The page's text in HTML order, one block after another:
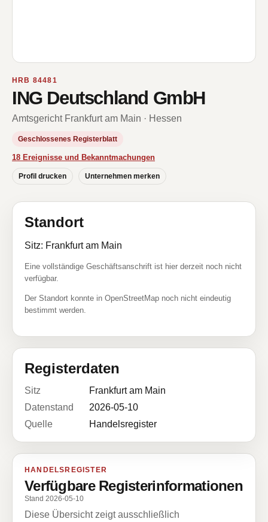
HRB 84481
ING Deutschland GmbH
Amtsgericht Frankfurt am Main · Hessen
Geschlossenes Registerblatt
18 Ereignisse und Bekanntmachungen
Profil drucken Unternehmen merken
Standort
Sitz: Frankfurt am Main
Eine vollständige Geschäftsanschrift ist hier derzeit noch nicht
verfügbar.
Der Standort konnte in OpenStreetMap noch nicht eindeutig
bestimmt werden.
Registerdaten
Sitz
Frankfurt am Main
Datenstand
2026-05-10
Quelle
Handelsregister
HANDELSREGISTER
Verfügbare Registerinformationen
Stand 2026-05-10
Diese Übersicht zeigt ausschließlich